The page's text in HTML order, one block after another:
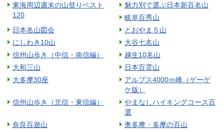
東海周辺週末の山登りベスト
120
魅力別で選ぶ日本新百名山
岐阜百秀山
日本名山図会
とおやま５山
にしわき10山
大谷七名山
信州山歩き（中信・南信編）
越生10名山
大和三山
日本百霊山
大多摩30座
アルプス4000ｍ峰（ゲーゲ
ケ版）
信州山歩き（北信・東信編）
やまなしハイキングコース百
選
奈良百遊山
奥多摩・多摩の百山